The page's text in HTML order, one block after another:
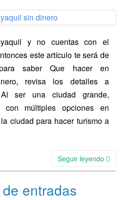
y no cuentas con el
este artículo te será de
saber Que hacer en
revisa los detalles a
ser una ciudad grande,
con múltiples opciones en
ciudad para hacer turismo a
Seguir leyendo
entradas